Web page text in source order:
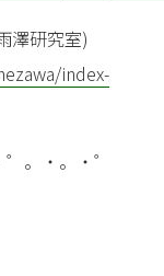
澤研究室)
index-
・。・゜